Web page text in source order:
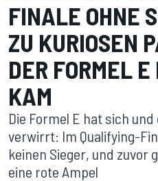
FINALE OHNE
ZU KURIOSEN
DER FORMEL E
KAM
Die Formel E hat sich
verwirrt: Im Qualifying-
keinen Sieger, und zuvor
eine rote Ampel